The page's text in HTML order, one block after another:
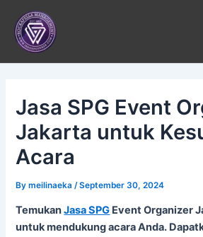
content
Jasa SPG Event
Jakarta untuk
Acara
Bymeilinaeka/September 30, 2024
TemukanJasa SPG Event Organizer
untuk mendukung acara Anda.